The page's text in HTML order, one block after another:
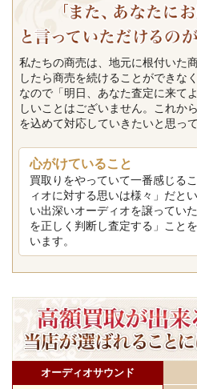
私たちの商売は、地元に根付いた
したら商売を続けることができな
なので「明日、あなた査定に来て
しいことはございません。これか
を込めて対応していきたいと思って
心がけていること
買取りをやっていて一番感じる
ィオに対する思いは様々」だと
い出深いオーディオを譲ってい
を正しく判断し査定する」こと
います。
オーディオサウンド